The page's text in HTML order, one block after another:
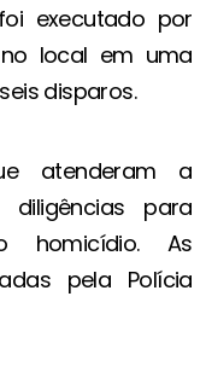
executado por
local em uma
disparos.
atenderam a
para
homicídio. As
pela Polícia